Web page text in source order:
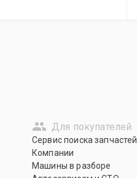
Для покупателей
Сервис поиска запчастей
Компании
Машины в разборе